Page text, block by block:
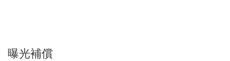
曝光補償